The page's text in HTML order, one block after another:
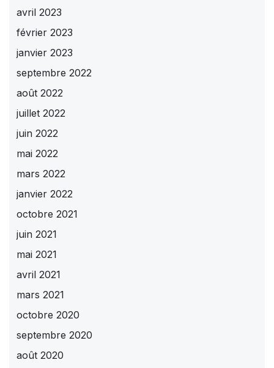
avril 2023
février 2023
janvier 2023
septembre 2022
août 2022
juillet 2022
juin 2022
mai 2022
mars 2022
janvier 2022
octobre 2021
juin 2021
mai 2021
avril 2021
mars 2021
octobre 2020
septembre 2020
août 2020